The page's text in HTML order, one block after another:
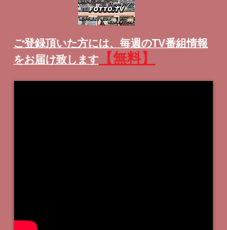
ご登録頂いた方には、 毎週のTV番組情報
をお届け致します
【無料】